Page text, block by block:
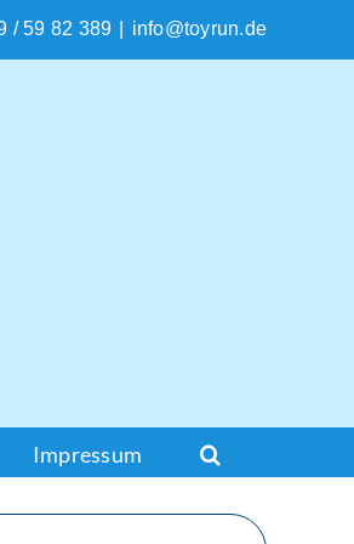
/ 59 82 389 info@toyrun.de
Impressum